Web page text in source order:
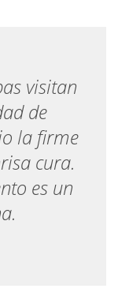
visitan
de
la firme
cura.
es un